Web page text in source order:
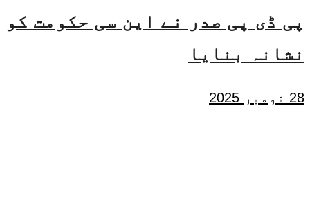
پی ڈی پی صدر نے این سی حکومت کو
نشانہ بنایا
28 نومبر 2025